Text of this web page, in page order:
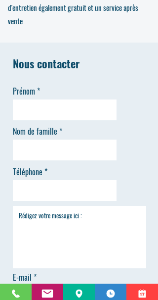
d'entretien également gratuit et un service après
vente
Nous contacter
Prénom
Nom de famille
Téléphone
E-mail